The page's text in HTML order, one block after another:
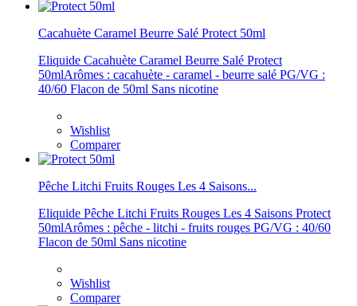
Cacahuète Caramel Beurre Salé Protect 50ml
Eliquide Cacahuète Caramel Beurre Salé Protect
50mlArômes : cacahuète - caramel - beurre salé PG/VG :
40/60 Flacon de 50ml Sans nicotine
Wishlist
Comparer
Pêche Litchi Fruits Rouges Les 4 Saisons...
Eliquide Pêche Litchi Fruits Rouges Les 4 Saisons Protect
50mlArômes : pêche - litchi - fruits rouges PG/VG : 40/60
Flacon de 50ml Sans nicotine
Wishlist
Comparer